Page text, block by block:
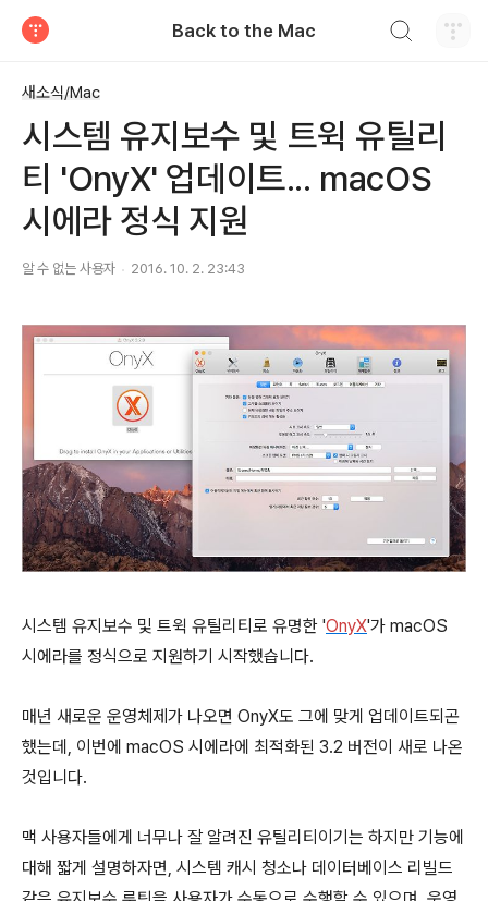
Back to the Mac
새소식/Mac
시스템 유지보수 및 트윅 유틸리
티 'OnyX' 업데이트... macOS
시에라 정식 지원
알 수 없는 사용자 2016. 10. 2. 23:43
시스템 유지보수 및 트윅 유틸리티로 유명한 'OnyX'가 macOS
시에라를 정식으로 지원하기 시작했습니다.
매년 새로운 운영체제가 나오면 OnyX도 그에 맞게 업데이트되곤
했는데, 이번에 macOS 시에라에 최적화된 3.2 버전이 새로 나온
것입니다.
맥 사용자들에게 너무나 잘 알려진 유틸리티이기는 하지만 기능에
대해 짧게 설명하자면, 시스템 캐시 청소나 데이터베이스 리빌드